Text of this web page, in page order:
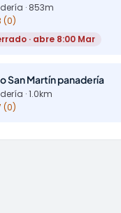
· 853m
(0)
· abre 8:00 Mar
San Martín panadería
· 1.0km
(0)